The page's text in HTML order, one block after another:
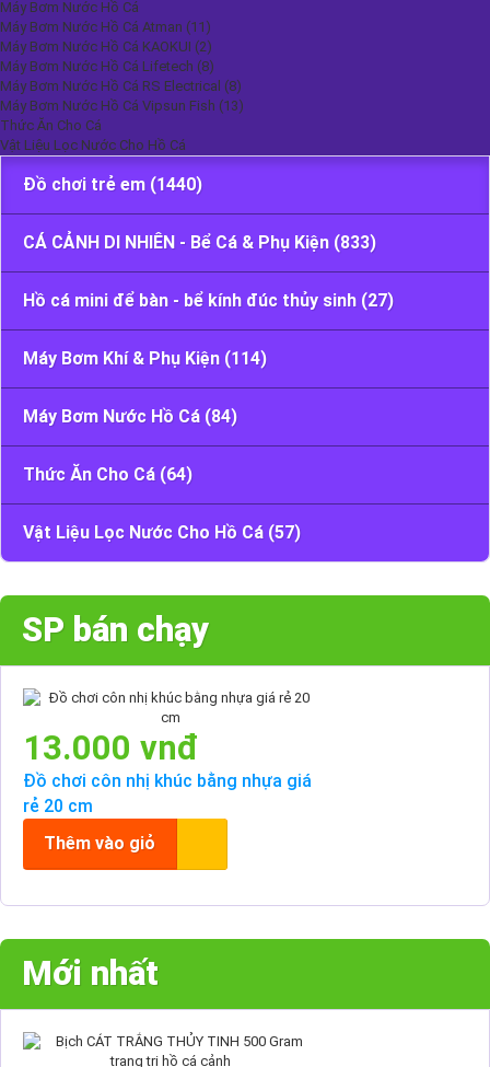
Máy Bơm Nước Hồ Cá
Máy Bơm Nước Hồ Cá Atman (11)
Máy Bơm Nước Hồ Cá KAOKUI (2)
Máy Bơm Nước Hồ Cá Lifetech (8)
Máy Bơm Nước Hồ Cá RS Electrical (8)
Máy Bơm Nước Hồ Cá Vipsun Fish (13)
Thức Ăn Cho Cá
Vật Liệu Lọc Nước Cho Hồ Cá
Danh Mục
Đồ chơi trẻ em (1440)
CÁ CẢNH DI NHIÊN - Bể Cá & Phụ Kiện (833)
Hồ cá mini để bàn - bể kính đúc thủy sinh (27)
Máy Bơm Khí & Phụ Kiện (114)
Máy Bơm Nước Hồ Cá (84)
Thức Ăn Cho Cá (64)
Vật Liệu Lọc Nước Cho Hồ Cá (57)
SP bán chạy
13.000 vnđ
Đồ chơi côn nhị khúc bằng nhựa giá
rẻ 20 cm
Thêm vào giỏ
Mới nhất